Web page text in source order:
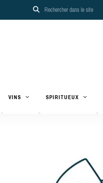
VINS SPIRITUEUX